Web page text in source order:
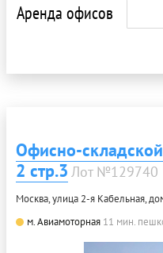
Аренда офисов
Офисно-
2 стр.3 Лот №129740
Москва, улица 2-я Кабельная,
м. Авиамоторная 11 мин.